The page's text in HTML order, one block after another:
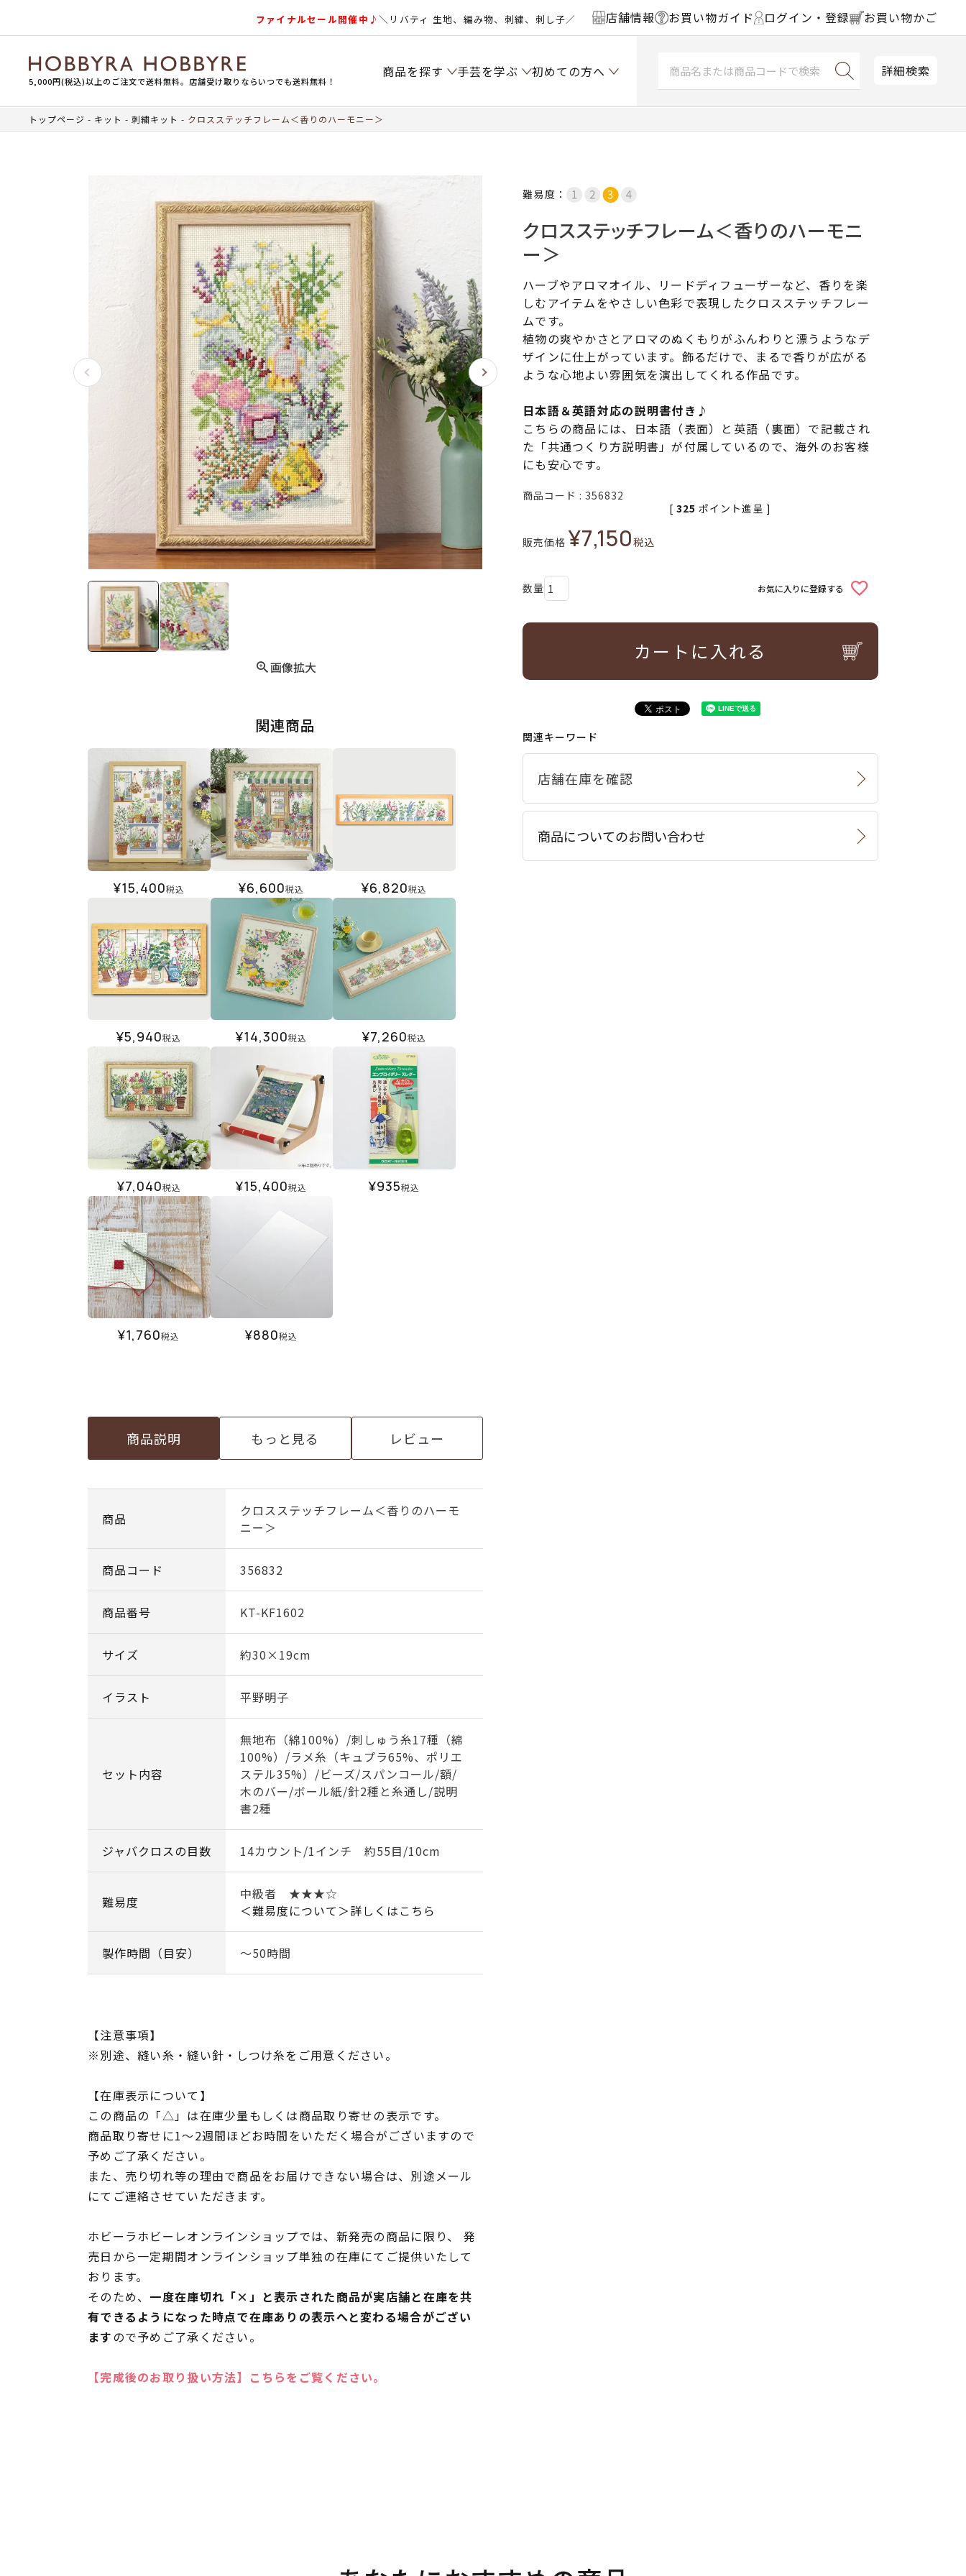
ファイナルセール開催中♪＼リバティ 生地、編み物、刺繍、刺し子／ 店舗情報 お買い物ガイド ログイン・登録 お買い物かご
5,000円(税込)以上のご注文で送料無料。店舗受け取りならいつでも送料無料！
商品を探す 手芸を学ぶ 初めての方へ 詳細検索
トップページ キット 刺繍キット クロスステッチフレーム＜香りのハーモニー＞
画像拡大
関連商品
¥15,400税込 ¥6,600税込 ¥6,820税込
¥5,940税込 ¥14,300税込 ¥7,260税込
¥7,040税込 ¥15,400税込 ¥935税込
¥1,760税込 ¥880税込
商品説明 もっと見る レビュー
商品
クロスステッチフレーム＜香りのハーモ
ニー＞
商品コード 356832
商品番号 KT-KF1602
サイズ 約30×19cm
イラスト 平野明子
セット内容
無地布（綿100%）/刺しゅう糸17種（綿
100%）/ラメ糸（キュプラ65%、ポリエ
ステル35%）/ビーズ/スパンコール/額/
木のバー/ボール紙/針2種と糸通し/説明
書2種
ジャバクロスの目数 14カウント/1インチ 約55目/10cm
難易度
中級者 ★★★☆
＜難易度について＞詳しくはこちら
製作時間（目安） ～50時間
【注意事項】
※別途、縫い糸・縫い針・しつけ糸をご用意ください。
【在庫表示について】
この商品の「△」は在庫少量もしくは商品取り寄せの表示です。
商品取り寄せに1～2週間ほどお時間をいただく場合がございますので
予めご了承ください。
また、売り切れ等の理由で商品をお届けできない場合は、別途メール
にてご連絡させていただきます。
ホビーラホビーレオンラインショップでは、新発売の商品に限り、 発
売日から一定期間オンラインショップ単独の在庫にてご提供いたして
おります。
そのため、 一度在庫切れ「×」と表示された商品が実店舗と在庫を共
有できるようになった時点で在庫ありの表示へと変わる場合がござい
ますので予めご了承ください。
【完成後のお取り扱い方法】こちらをご覧ください。
難易度：
クロスステッチフレーム＜香りのハーモニ
ー＞
ハーブやアロマオイル、リードディフューザーなど、香りを楽
しむアイテムをやさしい色彩で表現したクロスステッチフレー
ムです。
植物の爽やかさとアロマのぬくもりがふんわりと漂うようなデ
ザインに仕上がっています。飾るだけで、まるで香りが広がる
ような心地よい雰囲気を演出してくれる作品です。
日本語＆英語対応の説明書付き♪
こちらの商品には、日本語（表面）と英語（裏面）で記載され
た「共通つくり方説明書」が付属しているので、海外のお客様
にも安心です。
商品コード 356832
販売価格 ¥7,150税込
[ 325 ポイント進呈 ]
お気に入りに登録する
カートに入れる
関連キーワード
商品についてのお問い合わせ